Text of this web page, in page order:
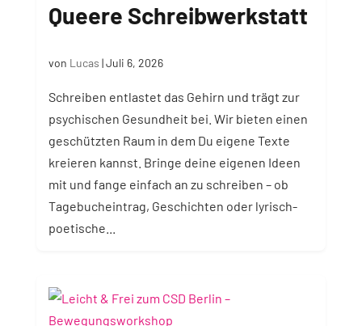
Queere Schreibwerkstatt
von Lucas |Juli 6, 2026
Schreiben entlastet das Gehirn und trägt zur
psychischen Gesundheit bei. Wir bieten einen
geschützten Raum in dem Du eigene Texte
kreieren kannst. Bringe deine eigenen Ideen
mit und fange einfach an zu schreiben – ob
Tagebucheintrag, Geschichten oder lyrisch-
poetische...